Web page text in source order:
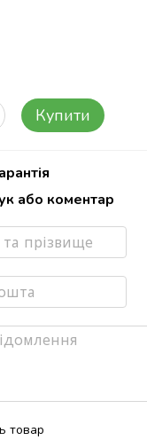
Купити
або коментар
товар